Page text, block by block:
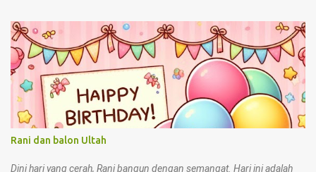
Rani dan balon Ultah
Dini hari yang cerah, Rani bangun dengan semangat. Hari ini adalah